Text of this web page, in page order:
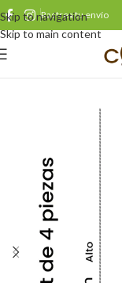
Skip to navigation
Skip to main content
Rastrea tu envío